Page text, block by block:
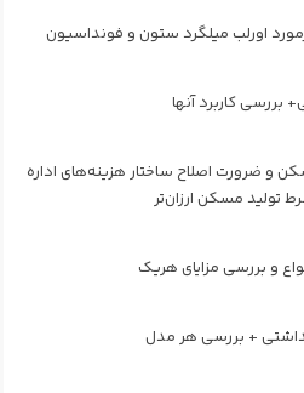
اورلب میلگرد ستون و فونداسیون
بررسی کاربرد آنها
و ضرورت اصلاح ساختار هزینه‌های اداره
تولید مسکن ارزان‌تر
و بررسی مزایای هریک
+ بررسی هر مدل